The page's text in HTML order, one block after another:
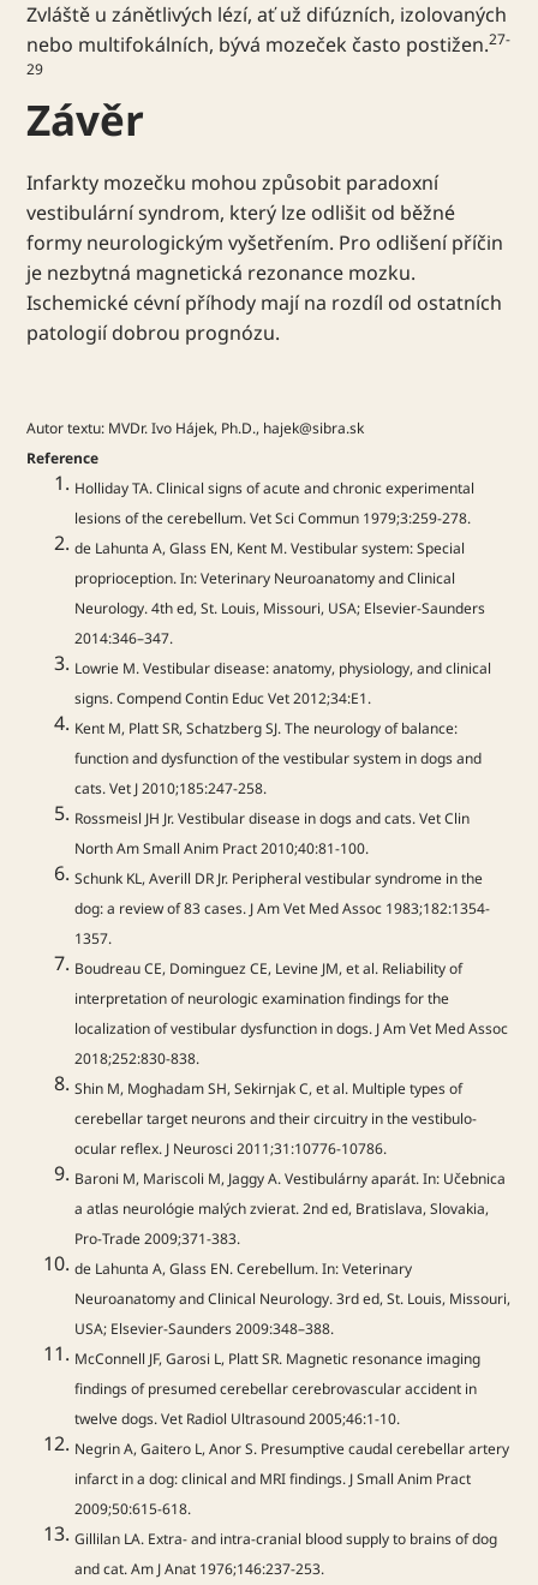
Zvláště u zánětlivých lézí, ať už difúzních, izolovaných
nebo multifokálních, bývá mozeček často postižen.27-
29
Závěr
Infarkty mozečku mohou způsobit paradoxní
vestibulární syndrom, který lze odlišit od běžné
formy neurologickým vyšetřením. Pro odlišení příčin
je nezbytná magnetická rezonance mozku.
Ischemické cévní příhody mají na rozdíl od ostatních
patologií dobrou prognózu.
Autor textu: MVDr. Ivo Hájek, Ph.D., hajek@sibra.sk
Reference
Holliday TA. Clinical signs of acute and chronic experimental
lesions of the cerebellum. Vet Sci Commun 1979;3:259-278.
de Lahunta A, Glass EN, Kent M. Vestibular system: Special
proprioception. In: Veterinary Neuroanatomy and Clinical
Neurology. 4th ed, St. Louis, Missouri, USA; Elsevier-Saunders
2014:346–347.
Lowrie M. Vestibular disease: anatomy, physiology, and clinical
signs. Compend Contin Educ Vet 2012;34:E1.
Kent M, Platt SR, Schatzberg SJ. The neurology of balance:
function and dysfunction of the vestibular system in dogs and
cats. Vet J 2010;185:247-258.
Rossmeisl JH Jr. Vestibular disease in dogs and cats. Vet Clin
North Am Small Anim Pract 2010;40:81-100.
Schunk KL, Averill DR Jr. Peripheral vestibular syndrome in the
dog: a review of 83 cases. J Am Vet Med Assoc 1983;182:1354-
1357.
Boudreau CE, Dominguez CE, Levine JM, et al. Reliability of
interpretation of neurologic examination findings for the
localization of vestibular dysfunction in dogs. J Am Vet Med Assoc
2018;252:830-838.
Shin M, Moghadam SH, Sekirnjak C, et al. Multiple types of
cerebellar target neurons and their circuitry in the vestibulo-
ocular reflex. J Neurosci 2011;31:10776-10786.
Baroni M, Mariscoli M, Jaggy A. Vestibulárny aparát. In: Učebnica
a atlas neurológie malých zvierat. 2nd ed, Bratislava, Slovakia,
Pro-Trade 2009;371-383.
de Lahunta A, Glass EN. Cerebellum. In: Veterinary
Neuroanatomy and Clinical Neurology. 3rd ed, St. Louis, Missouri,
USA; Elsevier-Saunders 2009:348–388.
McConnell JF, Garosi L, Platt SR. Magnetic resonance imaging
findings of presumed cerebellar cerebrovascular accident in
twelve dogs. Vet Radiol Ultrasound 2005;46:1-10.
Negrin A, Gaitero L, Anor S. Presumptive caudal cerebellar artery
infarct in a dog: clinical and MRI findings. J Small Anim Pract
2009;50:615-618.
Gillilan LA. Extra- and intra-cranial blood supply to brains of dog
and cat. Am J Anat 1976;146:237-253.